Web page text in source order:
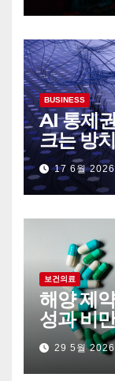
BUSINESS
AI 통제
크는 방
루아침
17 6월 2026
보건의료
해양 제
성과 비
동29 5월 2026